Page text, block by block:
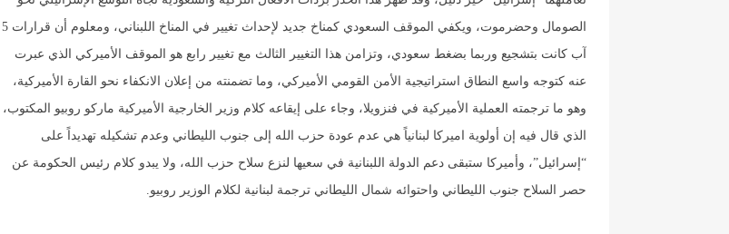
الصومال وحضرموت، ويكفي الموقف السعودي كمناخ جديد لإحداث تغيير في المناخ اللبناني، ومعلوم أن قرارات 5
آب كانت بتشجيع وربما بضغط سعودي، وتزامن هذا التغيير الثالث مع تغيير رابع هو الموقف الأميركي الذي عبرت
عنه كتوجه واسع النطاق استراتيجية الأمن القومي الأميركي، وما تضمنته من إعلان الانكفاء نحو القارة الأميركية،
وهو ما ترجمته العملية الأميركية في فنزويلا، وجاء على إيقاعه كلام وزير الخارجية الأميركية ماركو روبيو المكتوب،
الذي قال فيه إن أولوية اميركا لبنانياً هي عدم عودة حزب الله إلى جنوب الليطاني وعدم تشكيله تهديداً على
“إسرائيل”، وأميركا ستبقى دعم الدولة اللبنانية في سعيها لنزع سلاح حزب الله، ولا يبدو كلام رئيس الحكومة عن
حصر السلاح جنوب الليطاني واحتوائه شمال الليطاني ترجمة لبنانية لكلام الوزير روبيو.